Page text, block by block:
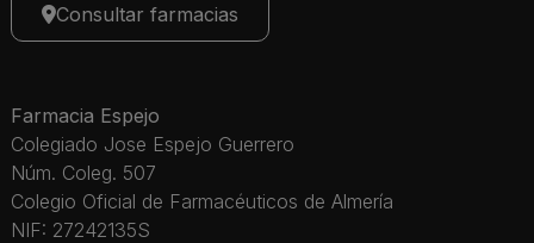
Consultar farmacias
Farmacia Espejo
Colegiado Jose Espejo Guerrero
Núm. Coleg. 507
Colegio Oficial de Farmacéuticos de Almería
NIF: 27242135S